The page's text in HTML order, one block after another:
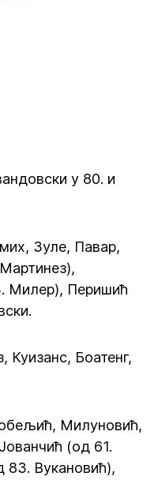
у 80. и
Зуле, Павар,
Милер), Перишић
Куизанс, Боатенг,
Милуновић,
(од 61.
83. Вукановић),